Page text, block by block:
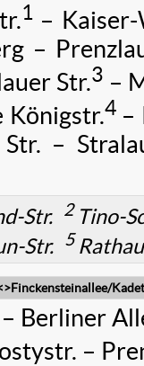
1 –
–
Str.3 –
Königstr.4 –
Str. –
Str. 2Tino-
Str. 5
Berliner
–